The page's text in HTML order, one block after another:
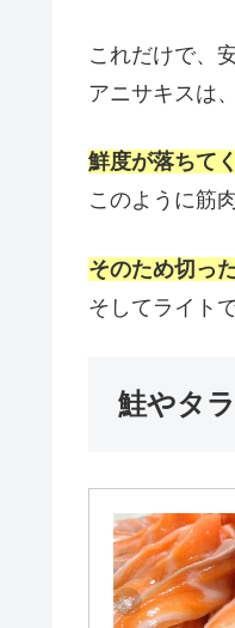
これだけで、
アニサキスは
鮮度が落ちて
このように筋
そのため切っ
そしてライト
鮭やタ